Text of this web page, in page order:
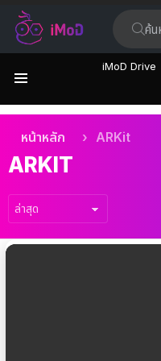
iMoD Drive
เรื่อง
ล่าสุด
คุณอยู่ที่นี่:
หน้าหลัก ARKit
ARKIT
เรื่อง